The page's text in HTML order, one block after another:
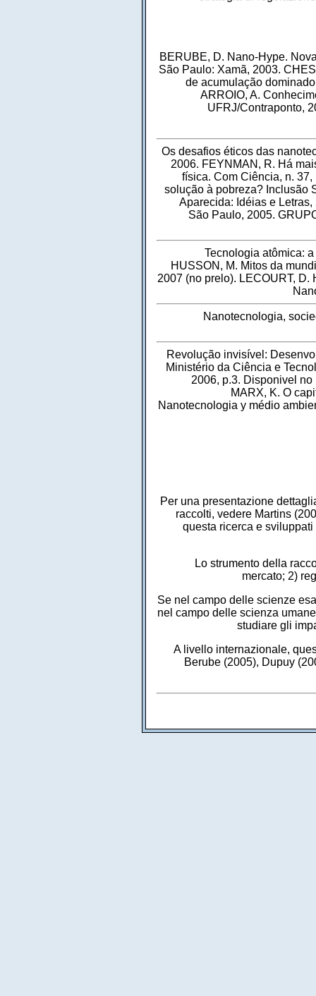
BERUBE, D. Nano-Hype.
São Paulo: Xamã, 2003.
de acumulação
ARROIO, A.
UFRJ/Contraponto,
Os desafios éticos das
2006. FEYNMAN, R. Há
física. Com Ciência, n.
solução à pobreza? Inclusão
Aparecida: Idéias e
São Paulo, 2005.
Tecnologia atômica:
HUSSON, M. Mitos da
2007 (no prelo). LECOURT, D.
Nanotecnologia,
Revolução invisível:
Ministério da Ciência e
2006, p.3. Disponivel
MARX, K. O
Nanotecnologia y médio
Per una presentazione
raccolti, vedere Martins
questa ricerca e
Lo strumento della
mercato; 2)
Se nel campo delle scienze
nel campo delle scienza
studiare gli
A livello internazionale,
Berube (2005), Dupuy